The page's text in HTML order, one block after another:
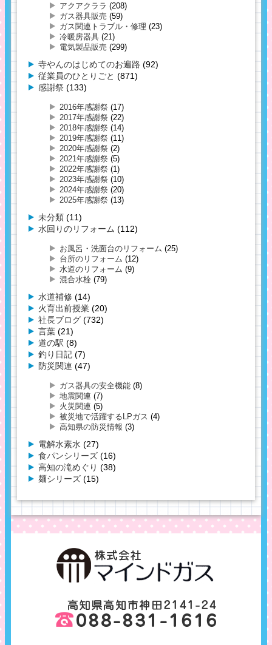
アクアクララ (208)
ガス器具販売 (59)
ガス関連トラブル・修理 (23)
冷暖房器具 (21)
電気製品販売 (299)
寺やんのはじめてのお遍路 (92)
従業員のひとりごと (871)
感謝祭 (133)
2016年感謝祭 (17)
2017年感謝祭 (22)
2018年感謝祭 (14)
2019年感謝祭 (11)
2020年感謝祭 (2)
2021年感謝祭 (5)
2022年感謝祭 (1)
2023年感謝祭 (10)
2024年感謝祭 (20)
2025年感謝祭 (13)
未分類 (11)
水回りのリフォーム (112)
お風呂・洗面台のリフォーム (25)
台所のリフォーム (12)
水道のリフォーム (9)
混合水栓 (79)
水道補修 (14)
火育出前授業 (20)
社長ブログ (732)
言葉 (21)
道の駅 (8)
釣り日記 (7)
防災関連 (47)
ガス器具の安全機能 (8)
地震関連 (7)
火災関連 (5)
被災地で活躍するLPガス (4)
高知県の防災情報 (3)
電解水素水 (27)
食パンシリーズ (16)
高知の滝めぐり (38)
麺シリーズ (15)